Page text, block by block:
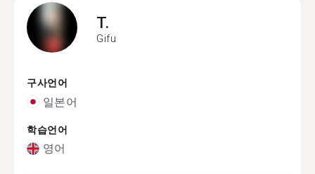
T.
Gifu
구사언어
일본어
학습언어
영어